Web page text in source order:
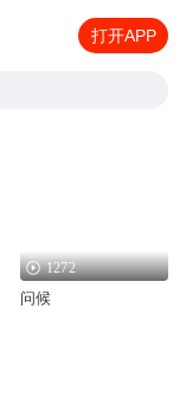
打开APP
1272
问候